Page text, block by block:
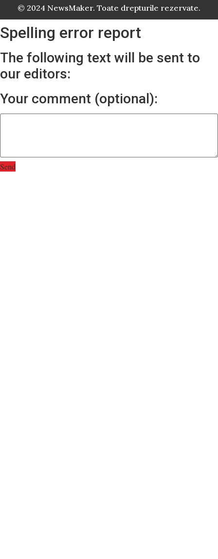
© 2024 NewsMaker. Toate drepturile rezervate.
Spelling error report
The following text will be sent to
our editors:
Your comment (optional):
Send